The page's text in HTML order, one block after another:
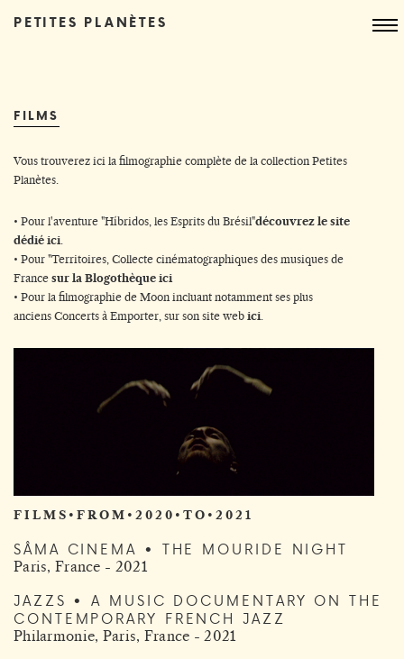
PETITES PLANÈTES
FILMS
Vous trouverez ici la filmographie complète de la collection Petites
Planètes.
• Pour l'aventure "Híbridos, les Esprits du Brésil"découvrez le site
dédié ici.
• Pour "Territoires, Collecte cinématographiques des musiques de
France sur la Blogothèque ici
• Pour la filmographie de Moon incluant notamment ses plus
anciens Concerts à Emporter, sur son site web ici.
F I L M S • F R O M • 2 0 2 0 • T O • 2 0 2 1
SÂMA CINEMA • THE MOURIDE NIGHT
Paris, France - 2021
JAZZS • A MUSIC DOCUMENTARY ON THE
CONTEMPORARY FRENCH JAZZ
Philarmonie, Paris, France - 2021